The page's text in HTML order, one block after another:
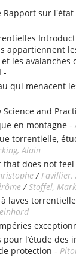
sur l'état
appartiennent
les
-
qui menacent
and
en montagne -
torrentielle,
Alain
does not
/ Favillier,
/Stoffel,
laves
pour l’étude
protection -